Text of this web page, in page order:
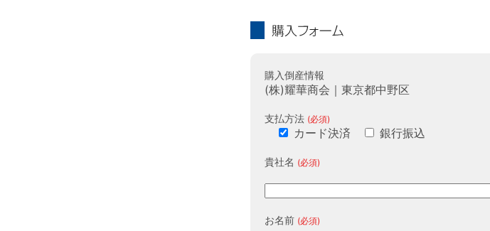
購入倒産情報
(株)耀華商会｜東京都中野区
支払方法 (必須)
カード決済 銀行振込
貴社名 (必須)
お名前 (必須)